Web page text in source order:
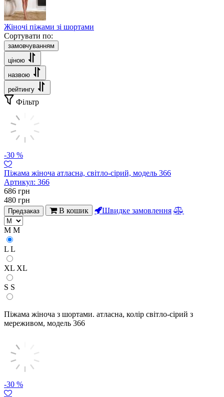
Жіночі піжами зі шортами
Сортувати по:
замовчуванням
ціною
назвою
рейтингу
Фільтр
-30 %
Піжама жіноча атласна, світло-сірий, модель 366
Артикул: 366
686 грн
480 грн
Предзаказ В кошик Швидке замовлення
M M
L L
XL XL
S S
Піжама жіноча з шортами. атласна, колір світло-сірий з
мереживом, модель 366
-30 %